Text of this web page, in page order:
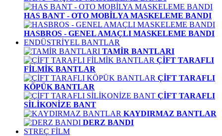
HAS BANT - OTO MOBİLYA MASKELEME BANDI
HASBROS - GENEL AMAÇLI MASKELEME BANDI
ENDÜSTRİYEL BANTLAR
TAMİR BANTLARI
ÇİFT TARAFLI
FİLMİK BANTLAR
ÇİFT TARAFLI
KÖPÜK BANTLAR
ÇİFT TARAFLI
SİLİKONİZE BANT
KAYDIRMAZ BANTLAR
DERZ BANDI
STREÇ FİLM